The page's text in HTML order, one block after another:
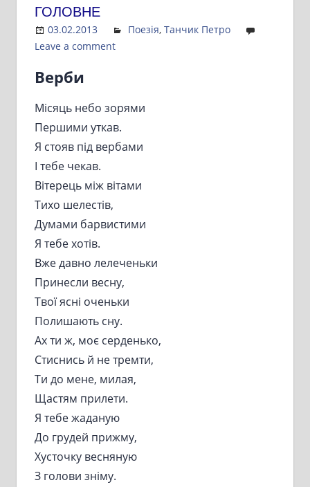
ГОЛОВНЕ
03.02.2013 Admin
Поезія, Танчик Петро
Leave a comment
Верби
Місяць небо зорями
Першими уткав.
Я стояв під вербами
І тебе чекав.
Вітерець між вітами
Тихо шелестів,
Думами барвистими
Я тебе хотів.
Вже давно лелеченьки
Принесли весну,
Твої ясні оченьки
Полишають сну.
Ах ти ж, моє серденько,
Стиснись й не тремти,
Ти до мене, милая,
Щастям прилети.
Я тебе жаданую
До грудей прижму,
Хусточку весняную
З голови зніму.